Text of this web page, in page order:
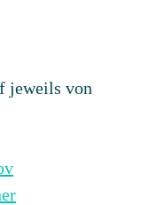
jeweils von